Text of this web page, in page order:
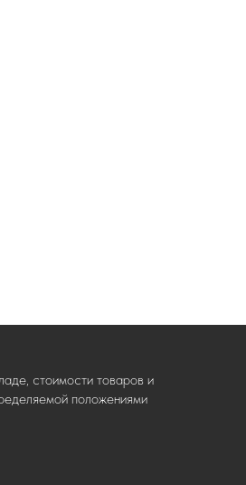
стоимости товаров и
положениями